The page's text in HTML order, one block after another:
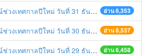
อ่าน 6,353
ทศกาลปีใหม่ วันที่ 31 ธันวาคม 2558
อ่าน 8,537
ทศกาลปีใหม่ วันที่ 30 ธันวาคม 2558
อ่าน 6,458
ทศกาลปีใหม่ วันที่ 29 ธันวาคม 2558